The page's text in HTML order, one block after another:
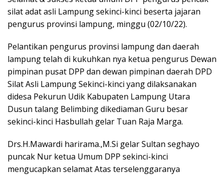
silat adat asli Lampung sekinci-kinci beserta jajaran
pengurus provinsi lampung, minggu (02/10/22).
Pelantikan pengurus provinsi lampung dan daerah
lampung telah di kukuhkan nya ketua pengurus Dewan
pimpinan pusat DPP dan dewan pimpinan daerah DPD
Silat Asli Lampung Sekinci-kinci yang dilaksanakan
didesa Pekurun Udik Kabupaten Lampung Utara
Dusun talang Belimbing dikediaman Guru besar
sekinci-kinci Hasbullah gelar Tuan Raja Marga.
Drs.H.Mawardi harirama.,M.Si gelar Sultan seghayo
puncak Nur ketua Umum DPP sekinci-kinci
mengucapkan selamat Atas terselenggaranya